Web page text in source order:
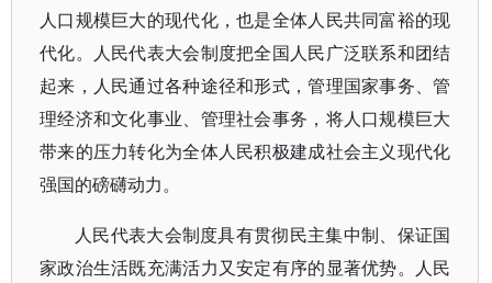
人口规模巨大的现代化，也是全体人民共同富裕的现
代化。人民代表大会制度把全国人民广泛联系和团结
起来，人民通过各种途径和形式，管理国家事务、管
理经济和文化事业、管理社会事务，将人口规模巨大
带来的压力转化为全体人民积极建成社会主义现代化
强国的磅礴动力。
人民代表大会制度具有贯彻民主集中制、保证国
家政治生活既充满活力又安定有序的显著优势。人民